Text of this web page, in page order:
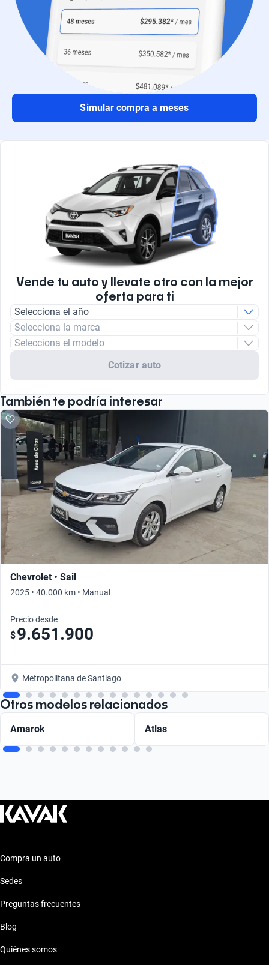
Simular compra a meses
Vende tu auto y llevate otro con la mejor
oferta para ti
Selecciona el año
Selecciona la marca
Selecciona el modelo
Cotizar auto
También te podría interesar
Chevrolet • Sail
2025 • 40.000 km • Manual
Precio desde
$9.651.900
Metropolitana de Santiago
Otros modelos relacionados
Amarok Atlas
Compra un auto
Sedes
Preguntas frecuentes
Blog
Quiénes somos